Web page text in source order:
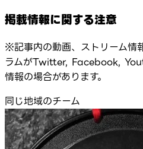
掲載情報に関する注意
※記事内の動画、ストリーム情
ラムがTwitter, Facebook,
情報の場合があります。
同じ地域のチーム